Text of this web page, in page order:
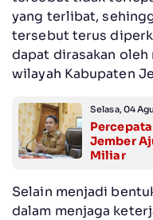
yang terlibat,
tersebut terus
dapat dirasakan
wilayah Kabupaten
Selasa, 04
Jember
Miliar
Selain menjadi
dalam menjaga